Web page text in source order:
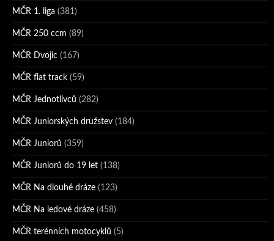
MČR 1. liga (381)
MČR 250 ccm (89)
MČR Dvojic (167)
MČR flat track (59)
MČR Jednotlivců (282)
MČR Juniorských družstev (184)
MČR Juniorů (359)
MČR Juniorů do 19 let (138)
MČR Na dlouhé dráze (123)
MČR Na ledové dráze (458)
MČR terénních motocyklů (5)